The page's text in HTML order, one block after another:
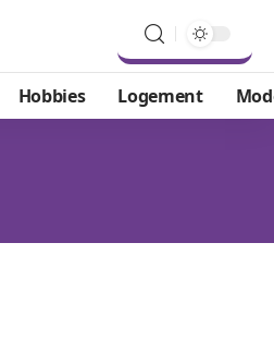
Hobbies Logement